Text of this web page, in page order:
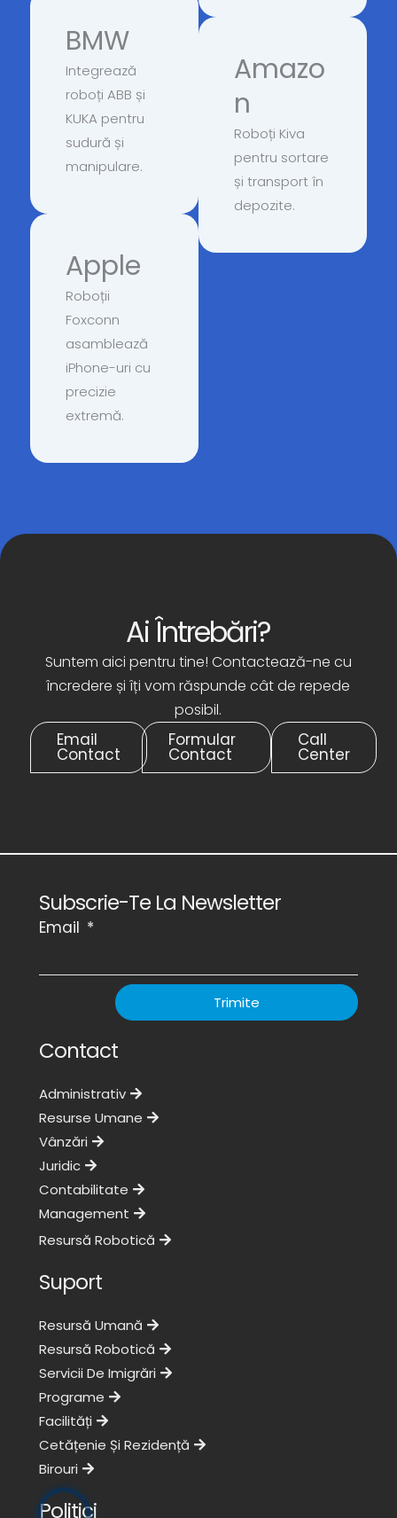
BMW
Integrează
roboți ABB și
KUKA pentru
sudură și
manipulare.
Apple
Roboții
Foxconn
asamblează
iPhone-uri cu
precizie
extremă.
Amazo
n
Roboți Kiva
pentru sortare
și transport în
depozite.
Ai Întrebări?
Suntem aici pentru tine! Contactează-ne cu
încredere și îți vom răspunde cât de repede
posibil.
Email
Contact
Formular
Contact
Call
Center
Subscrie-Te La Newsletter
Email
Trimite
Contact
Administrativ
Resurse Umane
Vânzări
Juridic
Contabilitate
Management
Resursă Robotică
Suport
Resursă Umană
Resursă Robotică
Servicii De Imigrări
Programe
Facilități
Cetățenie Și Rezidență
Birouri
Politici